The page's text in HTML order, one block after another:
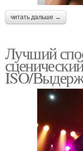
читать дальше →
Лучший
ISO/